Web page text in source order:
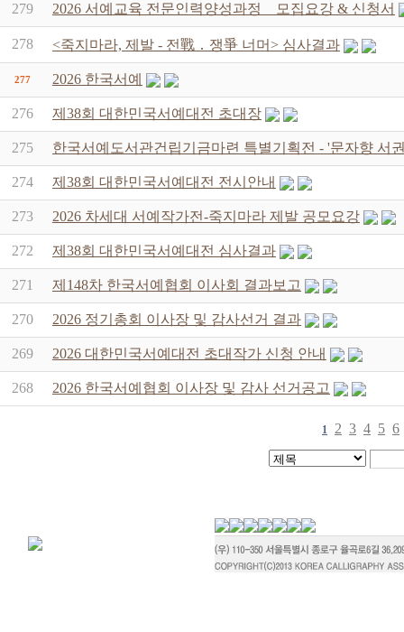
279 2026 서예교육 전문인력양성과정 _ 모집요강 & 신청서
278 <죽지마라, 제발 - 전戰 ․ 쟁爭 너머> 심사결과
277 2026 한국서예
276 제38회 대한민국서예대전 초대장
275 한국서예도서관건립기금마련 특별기획전 - '문자향 서
274 제38회 대한민국서예대전 전시안내
273 2026 차세대 서예작가전-죽지마라 제발 공모요강
272 제38회 대한민국서예대전 심사결과
271 제148차 한국서예협회 이사회 결과보고
270 2026 정기총회 이사장 및 감사선거 결과
269 2026 대한민국서예대전 초대작가 신청 안내
268 2026 한국서예협회 이사장 및 감사 선거공고
1 2 3 4 5 6